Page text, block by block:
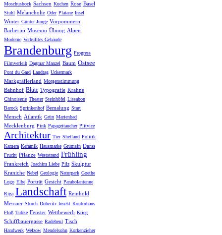
Moschusbock Sachsen Kuchen Rose Basel
Stuhl Melancholie Oder Platane Insel
Winter Günter Junge Vorpommern
Barberini Museum Übung Alpen
Moderne Verhülltes Gebäude
Brandenburg Progress
Filmverleih Dagmar Manzel Baum Ostsee
Pont du Gard Landtag Uckermark
Markgräflerland Morgenstimmung
Bahnhof Blüte Typografie Krahne
Chinoiserie Theater Steinhöfel Lissabon
Barock Sprinkenhof Bemalung Start
Mensch Atlantik Grün Marienbad
Mecklenburg Pink Papageitaucher Plitvice
Architektur Tier Shetland Politik
Kamera Keramik Hausmarke Grumsin Darss
Frucht Pflanze Weststrand Frühling
Frankreich Joachim Liebe Pilz Skulptur
Kraniche Nebel Geologie Naturpark Goethe
Logo Elbe Porträt Gesicht Parabolantenne
Riga Landschaft Reinhold
Messner Storch Döberitz Insekt Kontorhaus
Floß Tübke Fenster Wettbewerb Krieg
Schiffbauergasse Radebeul Tisch
Handwerk Welzow Mendelsohn Korkenzieher